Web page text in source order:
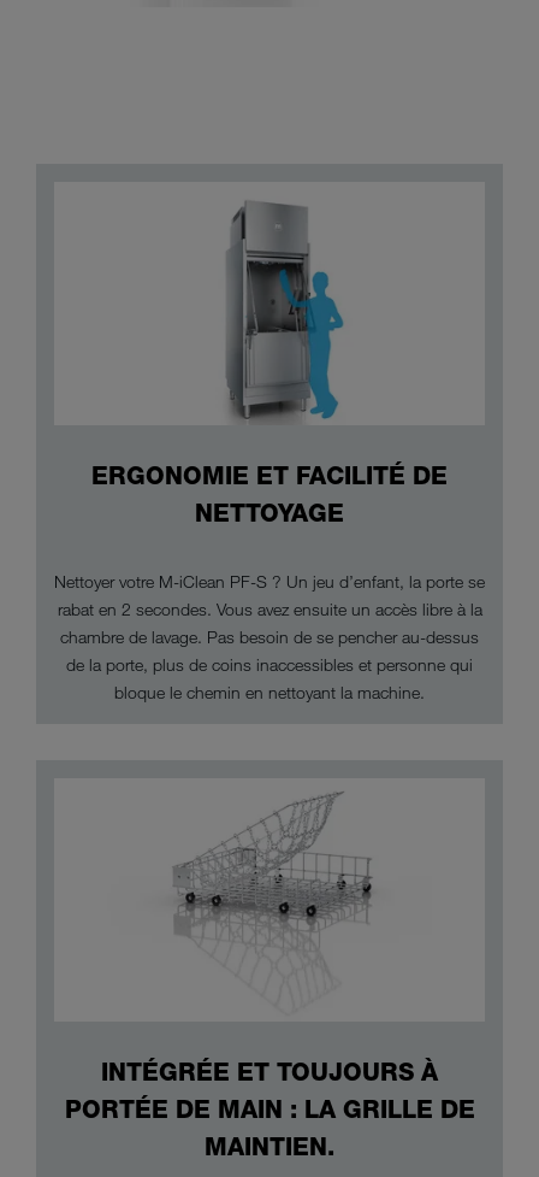
ERGONOMIE ET FACILITÉ DE
NETTOYAGE
Nettoyer votre M-iClean PF-S ? Un jeu d’enfant, la porte se
rabat en 2 secondes. Vous avez ensuite un accès libre à la
chambre de lavage. Pas besoin de se pencher au-dessus
de la porte, plus de coins inaccessibles et personne qui
bloque le chemin en nettoyant la machine.
INTÉGRÉE ET TOUJOURS À
PORTÉE DE MAIN : LA GRILLE DE
MAINTIEN.